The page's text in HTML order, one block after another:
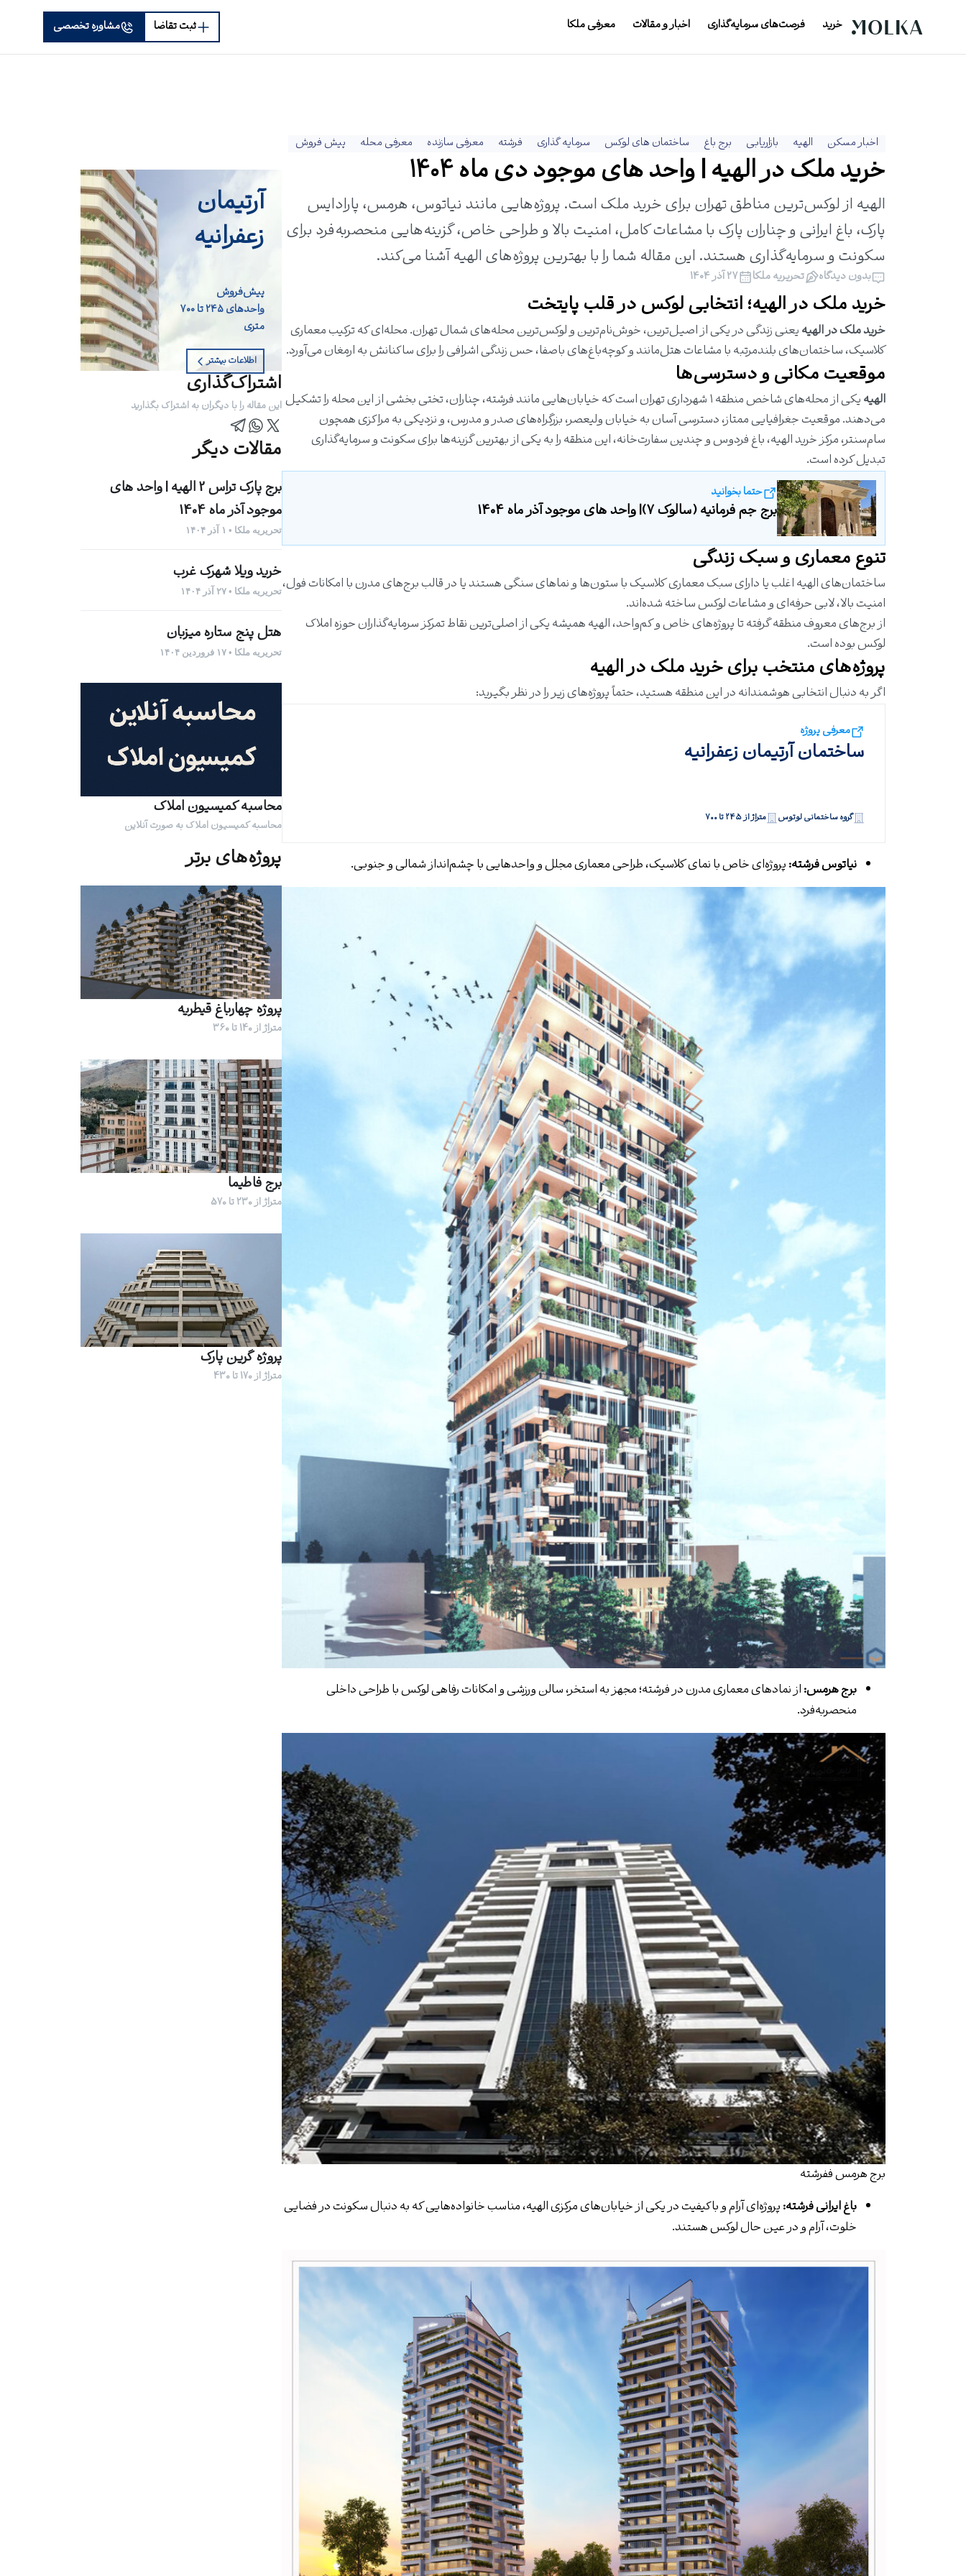
خرید فرصت‌های سرمایه‌گذاری اخبار و مقالات معرفی ملکا ثبت تقاضا مشاوره تخصصی
اخبار مسکن الهیه بازاریابی برج باغ ساختمان های لوکس سرمایه گذاری فرشته معرفی سازنده معرفی محله پیش فروش
خرید ملک در الهیه | واحد های موجود دی ماه 1404
الهیه از لوکس‌ترین مناطق تهران برای خرید ملک است. پروژه‌هایی مانند نیاتوس، هرمس، پارادایس
پارک، باغ ایرانی و چناران پارک با مشاعات کامل، امنیت بالا و طراحی خاص، گزینه‌هایی منحصربه‌فرد برای
سکونت و سرمایه‌گذاری هستند. این مقاله شما را با بهترین پروژه‌های الهیه آشنا می‌کند.
بدون دیدگاه تحریریه ملکا ۲۷ آذر ۱۴۰۴
خرید ملک در الهیه؛ انتخابی لوکس در قلب پایتخت
خرید ملک در الهیهیعنی زندگی در یکی از اصیل‌ترین، خوش‌نام‌ترین و لوکس‌ترین محله‌های شمال تهران. محله‌ای که ترکیب معماری
کلاسیک، ساختمان‌های بلندمرتبه با مشاعات هتل‌مانند و کوچه‌باغ‌های باصفا، حس زندگی اشرافی را برای ساکنانش به ارمغان می‌آورد.
موقعیت مکانی و دسترسی‌ها
الهیه
یکی از محله‌های شاخص منطقه ۱ شهرداری تهران است که خیابان‌هایی مانند فرشته، چناران، تختی بخشی از این محله را تشکیل
می‌دهند. موقعیت جغرافیایی ممتاز، دسترسی آسان به خیابان ولیعصر، بزرگراه‌های صدر و مدرس، و نزدیکی به مراکزی همچون
سام‌سنتر، مرکز خرید الهیه، باغ فردوس و چندین سفارت‌خانه، این منطقه را به یکی از بهترین گزینه‌ها برای سکونت و سرمایه‌گذاری
تبدیل کرده است.
حتما بخوانید
برج جم فرمانیه (سالوک ۷)| واحد های موجود آذر ماه 1404
تنوع معماری و سبک زندگی
ساختمان‌های الهیه اغلب یا دارای سبک معماری کلاسیک با ستون‌ها و نماهای سنگی هستند یا در قالب برج‌های مدرن با امکانات فول،
امنیت بالا، لابی حرفه‌ای و مشاعات لوکس ساخته شده‌اند.
از برج‌های معروف منطقه گرفته تا پروژه‌های خاص و کم‌واحد، الهیه همیشه یکی از اصلی‌ترین نقاط تمرکز سرمایه‌گذاران حوزه املاک
لوکس بوده است.
پروژه‌های منتخب برای خرید ملک در الهیه
اگر به دنبال انتخابی هوشمندانه در این منطقه هستید، حتماً پروژه‌های زیر را در نظر بگیرید:
معرفی پروژه
ساختمان آرتیمان زعفرانیه
گروه ساختمانی لوتوس متراژ از ۲۴۵ تا ۷۰۰
نیاتوس فرشته:پروژه‌ای خاص با نمای کلاسیک، طراحی معماری مجلل و واحدهایی با چشم‌انداز شمالی و جنوبی.
برج هرمس:از نمادهای معماری مدرن در فرشته؛ مجهز به استخر، سالن ورزشی و امکانات رفاهی لوکس با طراحی داخلی
منحصربه‌فرد.
برج هرمس ففرشته
باغ ایرانی فرشته:پروژه‌ای آرام و باکیفیت در یکی از خیابان‌های مرکزی الهیه، مناسب خانواده‌هایی که به دنبال سکونت در فضایی
خلوت، آرام و در عین حال لوکس هستند.
آرتیمان
زعفرانیه
پیش‌فروش
واحد‌های ۲۴۵ تا ۷۰۰
متری
اطلاعات بیشتر
اشتراک‌گذاری
این مقاله را با دیگران به اشتراک بگذارید
مقالات دیگر
برج پارک تراس 2 الهیه | واحد های
موجود آذر ماه 1404
تحریریه ملکا • ۱ آذر ۱۴۰۴
خرید ویلا شهرک غرب
تحریریه ملکا • ۲۷ آذر ۱۴۰۴
هتل پنج ستاره میزبان
تحریریه ملکا • ۱۷ فروردین ۱۴۰۴
محاسبه کمیسیون املاک
محاسبه کمیسیون املاک به صورت آنلاین
پروژه‌های برتر
پروژه چهارباغ قیطریه
متراژ از 140 تا 360
برج فاطیما
متراژ از 230 تا 570
پروژه گرین پارک
متراژ از 170 تا 430